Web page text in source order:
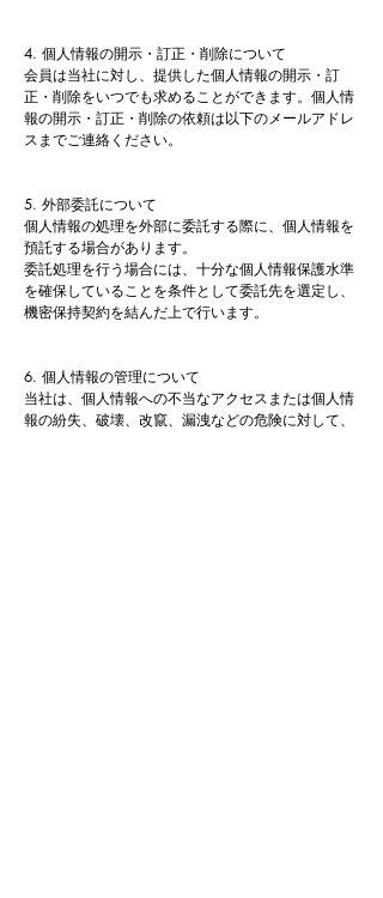
4. 個人情報の開示・訂正・削除について
会員は当社に対し、提供した個人情報の開示・訂
正・削除をいつでも求めることができます。個人情
報の開示・訂正・削除の依頼は以下のメールアドレ
スまでご連絡ください。
5. 外部委託について
個人情報の処理を外部に委託する際に、個人情報を
預託する場合があります。
委託処理を行う場合には、十分な個人情報保護水準
を確保していることを条件として委託先を選定し、
機密保持契約を結んだ上で行います。
6. 個人情報の管理について
当社は、個人情報への不当なアクセスまたは個人情
報の紛失、破壊、改竄、漏洩などの危険に対して、